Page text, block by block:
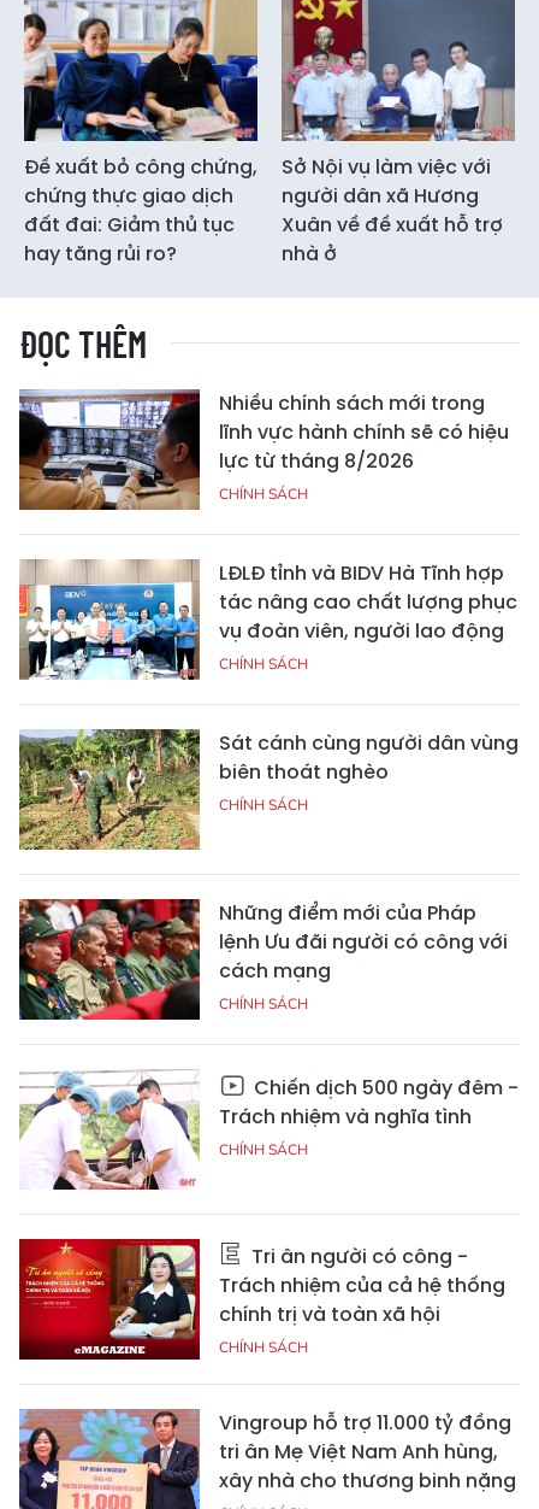
Đề xuất bỏ công chứng,
chứng thực giao dịch
đất đai: Giảm thủ tục
hay tăng rủi ro?
Sở Nội vụ làm việc với
người dân xã Hương
Xuân về đề xuất hỗ trợ
nhà ở
ĐỌC THÊM
Nhiều chính sách mới trong
lĩnh vực hành chính sẽ có hiệu
lực từ tháng 8/2026
CHÍNH SÁCH
LĐLĐ tỉnh và BIDV Hà Tĩnh hợp
tác nâng cao chất lượng phục
vụ đoàn viên, người lao động
CHÍNH SÁCH
Sát cánh cùng người dân vùng
biên thoát nghèo
CHÍNH SÁCH
Những điểm mới của Pháp
lệnh Ưu đãi người có công với
cách mạng
CHÍNH SÁCH
Chiến dịch 500 ngày đêm -
Trách nhiệm và nghĩa tình
CHÍNH SÁCH
Tri ân người có công -
Trách nhiệm của cả hệ thống
chính trị và toàn xã hội
CHÍNH SÁCH
Vingroup hỗ trợ 11.000 tỷ đồng
tri ân Mẹ Việt Nam Anh hùng,
xây nhà cho thương binh nặng